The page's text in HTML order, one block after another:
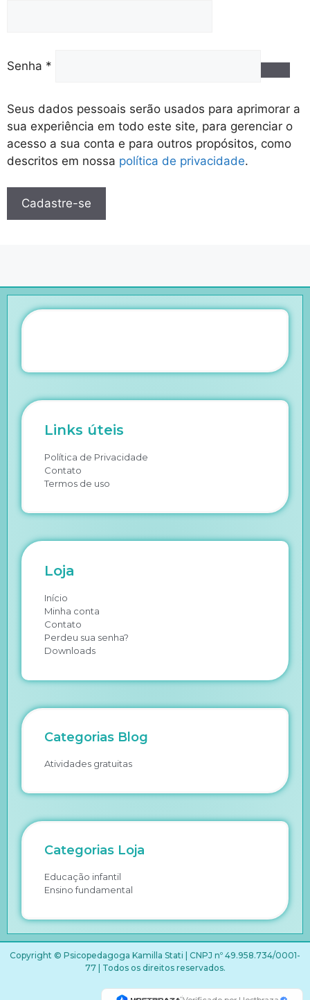
Senha *
Seus dados pessoais serão usados para aprimorar a
sua experiência em todo este site, para gerenciar o
acesso a sua conta e para outros propósitos, como
descritos em nossa política de privacidade.
Cadastre-se
Links úteis
Política de Privacidade
Contato
Termos de uso
Loja
Início
Minha conta
Contato
Perdeu sua senha?
Downloads
Categorias Blog
Atividades gratuitas
Categorias Loja
Educação infantil
Ensino fundamental
Copyright © Psicopedagoga Kamilla Stati | CNPJ nº 49.958.734/0001-
77 | Todos os direitos reservados.